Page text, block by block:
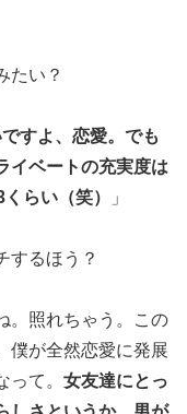
たい？
すよ、恋愛。でも
イベートの充実度は
らい（笑）
」
するほう？
。照れちゃう。この
僕が全然恋愛に発展
て。 女友達にとっ